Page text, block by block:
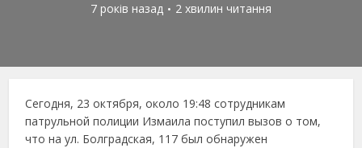
7 років назад 2 хвилин читання
Сегодня, 23 октября, около 19:48 сотрудникам
патрульной полиции Измаила поступил вызов о том,
что на ул. Болградская, 117 был обнаружен